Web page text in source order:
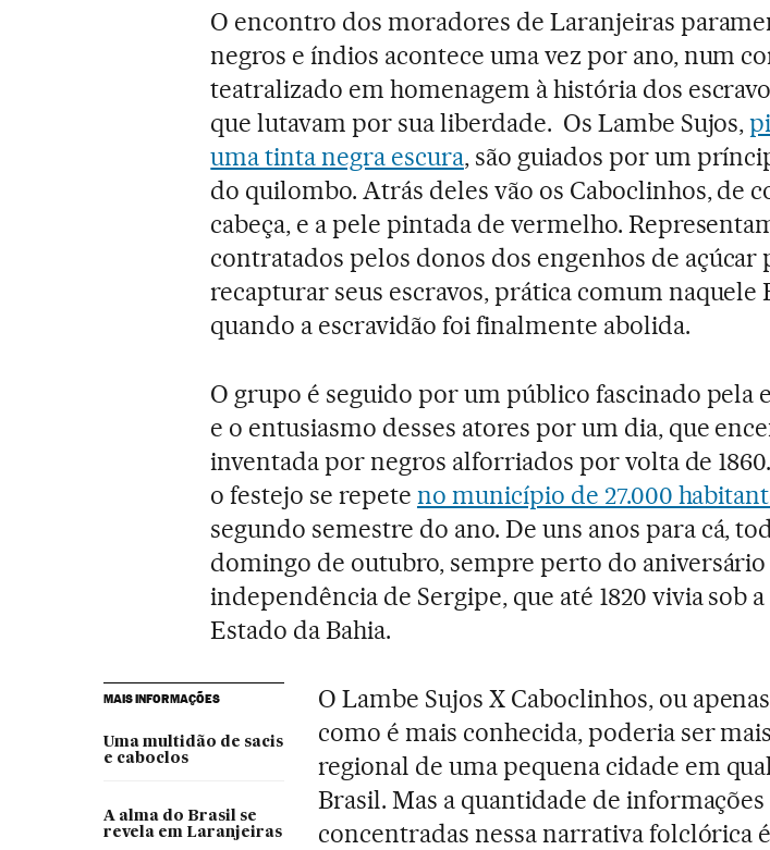
O encontro dos moradores de Laranjeiras
negros e índios acontece uma vez por ano, num
teatralizado em homenagem à história dos
que lutavam por sua liberdade. Os Lambe Sujos,
uma tinta negra escura, são guiados por um
do quilombo. Atrás deles vão os Caboclinhos, de
cabeça, e a pele pintada de vermelho.
contratados pelos donos dos engenhos de açúcar
recapturar seus escravos, prática comum naquele
quando a escravidão foi finalmente abolida.
O grupo é seguido por um público fascinado pela
e o entusiasmo desses atores por um dia, que
inventada por negros alforriados por volta de
o festejo se repete no município de 27.000
segundo semestre do ano. De uns anos para cá,
domingo de outubro, sempre perto do aniversário
independência de Sergipe, que até 1820 vivia sob
Estado da Bahia.
MAIS INFORMAÇÕES
Uma multidão de sacis
e caboclos
A alma do Brasil se
revela em Laranjeiras
O Lambe Sujos X Caboclinhos, ou
como é mais conhecida, poderia ser
regional de uma pequena cidade em
Brasil. Mas a quantidade de informações
concentradas nessa narrativa folclórica